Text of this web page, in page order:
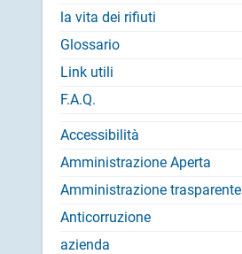
la vita dei rifiuti
Glossario
Link utili
F.A.Q.
Accessibilità
Amministrazione Aperta
Amministrazione trasparente
Anticorruzione
azienda